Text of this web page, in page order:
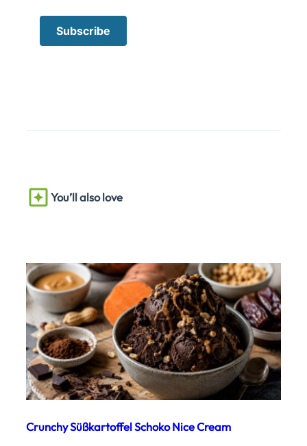
You’ll also love
Crunchy Süßkartoffel Schoko Nice Cream